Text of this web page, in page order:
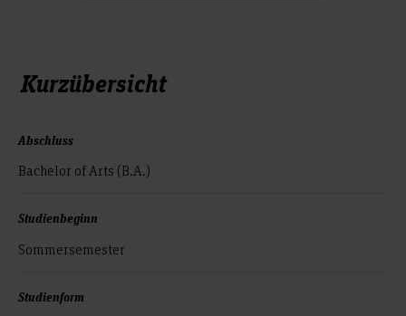
Kurzübersicht
Abschluss
Bachelor of Arts (B.A.)
Studienbeginn
Sommersemester
Studienform